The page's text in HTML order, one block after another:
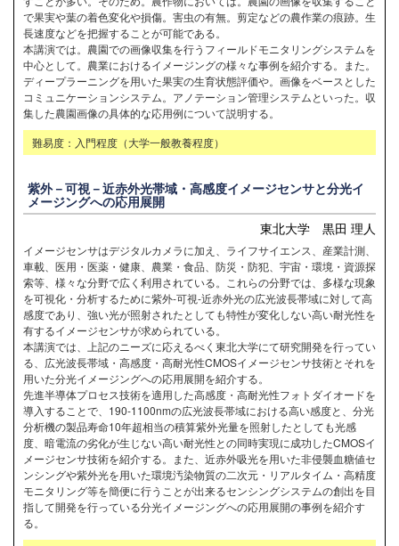
で果実や葉の着色変化や損傷。害虫の有無。剪定などの農作業の痕跡。生
長速度などを把握することが可能である。
本講演では。農園での画像収集を行うフィールドモニタリングシステムを
中心として。農業におけるイメージングの様々な事例を紹介する。また。
ディープラーニングを用いた果実の生育状態評価や。画像をベースとした
コミュニケーションシステム。アノテーション管理システムといった。収
集した農園画像の具体的な応用例について説明する。
難易度：入門程度（大学一般教養程度）
紫外－可視－近赤外光帯域・高感度イメージセンサと分光イ
メージングへの応用展開
東北大学 黒田 理人
イメージセンサはデジタルカメラに加え、ライフサイエンス、産業計測、
車載、医用・医薬・健康、農業・食品、防災・防犯、宇宙・環境・資源探
索等、様々な分野で広く利用されている。これらの分野では、多様な現象
を可視化・分析するために紫外-可視-近赤外光の広光波長帯域に対して高
感度であり、強い光が照射されたとしても特性が変化しない高い耐光性を
有するイメージセンサが求められている。
本講演では、上記のニーズに応えるべく東北大学にて研究開発を行ってい
る、広光波長帯域・高感度・高耐光性CMOSイメージセンサ技術とそれを
用いた分光イメージングへの応用展開を紹介する。
先進半導体プロセス技術を適用した高感度・高耐光性フォトダイオードを
導入することで、190-1100nmの広光波長帯域における高い感度と、分光
分析機の製品寿命10年超相当の積算紫外光量を照射したとしても光感
度、暗電流の劣化が生じない高い耐光性との同時実現に成功したCMOSイ
メージセンサ技術を紹介する。また、近赤外吸光を用いた非侵襲血糖値セ
ンシングや紫外光を用いた環境汚染物質の二次元・リアルタイム・高精度
モニタリング等を簡便に行うことが出来るセンシングシステムの創出を目
指して開発を行っている分光イメージングへの応用展開の事例を紹介す
る。